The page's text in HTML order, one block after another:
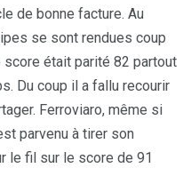
de bonne facture. Au
se sont rendues coup
était parité 82 partout
Du coup il a fallu recourir
Ferroviaro, même si
parvenu à tirer son
le fil sur le score de 91